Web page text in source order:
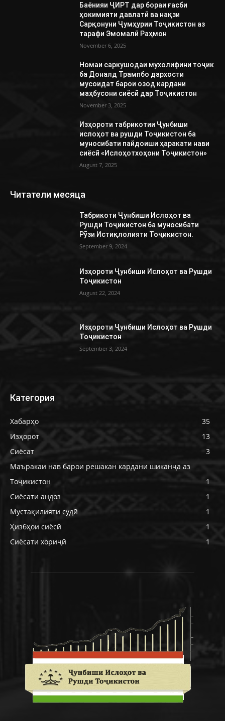
Баёнияи ҶИРТ дар бораи ғасби
ҳокимияти давлатӣ ва нақзи
Сарқонуни Ҷумҳурии Тоҷикистон аз
тарафи Эмомалӣ Раҳмон
November 6, 2025
Номаи саркушодаи мухолифини тоҷик
ба Доналд Трампбо дархости
мусоидат барои озод кардани
маҳбусони сиёсӣ дар Тоҷикистон
November 3, 2025
Изҳороти табрикотии Ҷунбиши
ислоҳот ва рушди Тоҷикистон ба
муносибати пайдоиши ҳаракати нави
сиёсӣ «Ислоҳотхоҳони Тоҷикистон»
August 7, 2025
Читатели месяца
Табрикоти Ҷунбиши Ислоҳот ва
Рушди Тоҷикистон ба муносибати
Рӯзи Истиқлолияти Тоҷикистон.
September 9, 2024
Изҳороти Ҷунбиши Ислоҳот ва Рушди
Тоҷикистон
August 22, 2024
Изҳороти Ҷунбиши Ислоҳот ва Рушди
Тоҷикистон
September 3, 2024
Категория
Хабарҳо
35
Изҳорот
13
Сиёсат
3
Маъракаи нав барои решакан кардани шиканҷа аз
Тоҷикистон
1
Сиёсати андоз
1
Мустақилияти судӣ
1
Ҳизбҳои сиёсӣ
1
Сиёсати хориҷӣ
1